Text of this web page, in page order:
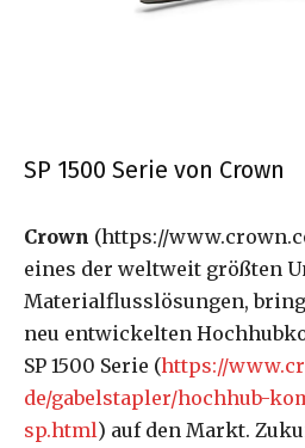
SP 1500 Serie von Crown
Crown (https://
eines der weltweit größten
Materialflusslösungen,
neu entwickelten
SP 1500 Serie (https://
de/gabelstapler/hochhub-
sp.html) auf den Markt.